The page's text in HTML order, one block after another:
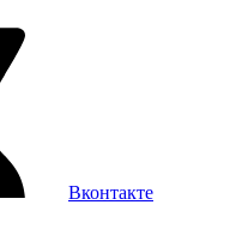
Вконтакте